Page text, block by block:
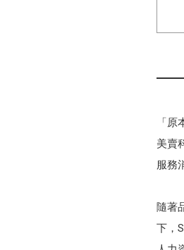
「
美賣
服務
隨著
下，